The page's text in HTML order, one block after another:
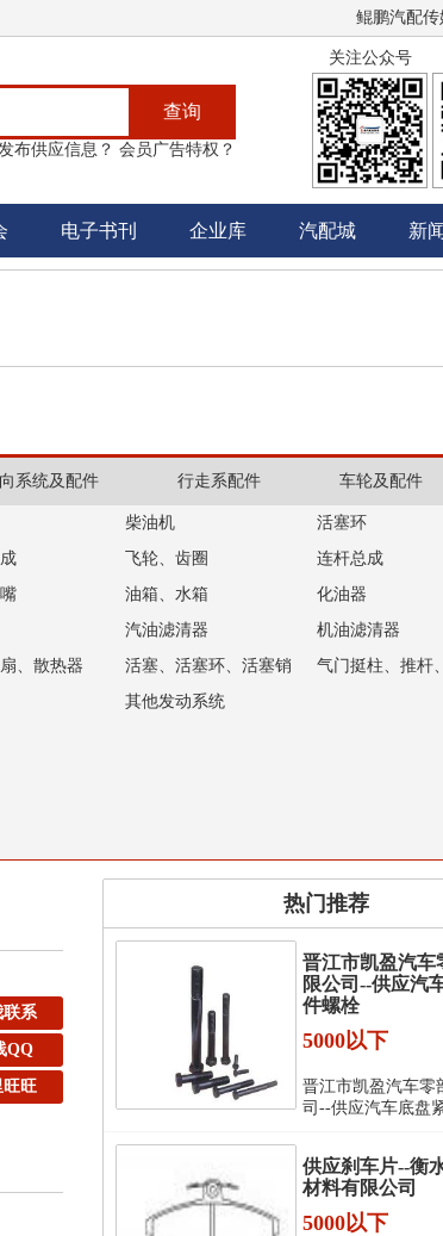
鲲鹏汽配传
查询
布供应信息？ 会员广告特权？
关注公众号
电子书刊 企业库 汽配城 新
系统及配件 行走系配件 车轮及配件
柴油机
活塞环
飞轮、齿圈
连杆总成
油箱、水箱
化油器
汽油滤清器
机油滤清器
、散热器 活塞、活塞环、活塞销
气门挺柱、推杆
其他发动系统
联系
QQ
旺旺
热门推荐
晋江市凯盈汽车
限公司--供应汽
件螺栓
5000以下
晋江市凯盈汽车零
司--供应汽车底盘
供应刹车片--衡
材料有限公司
5000以下